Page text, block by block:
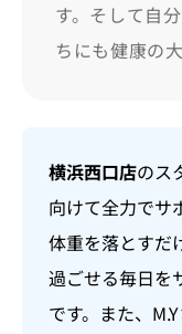
す。そして自
ちにも健康の
横浜西口店のス
向けて全力でサ
体重を落とすだ
過ごせる毎日を
です。また、